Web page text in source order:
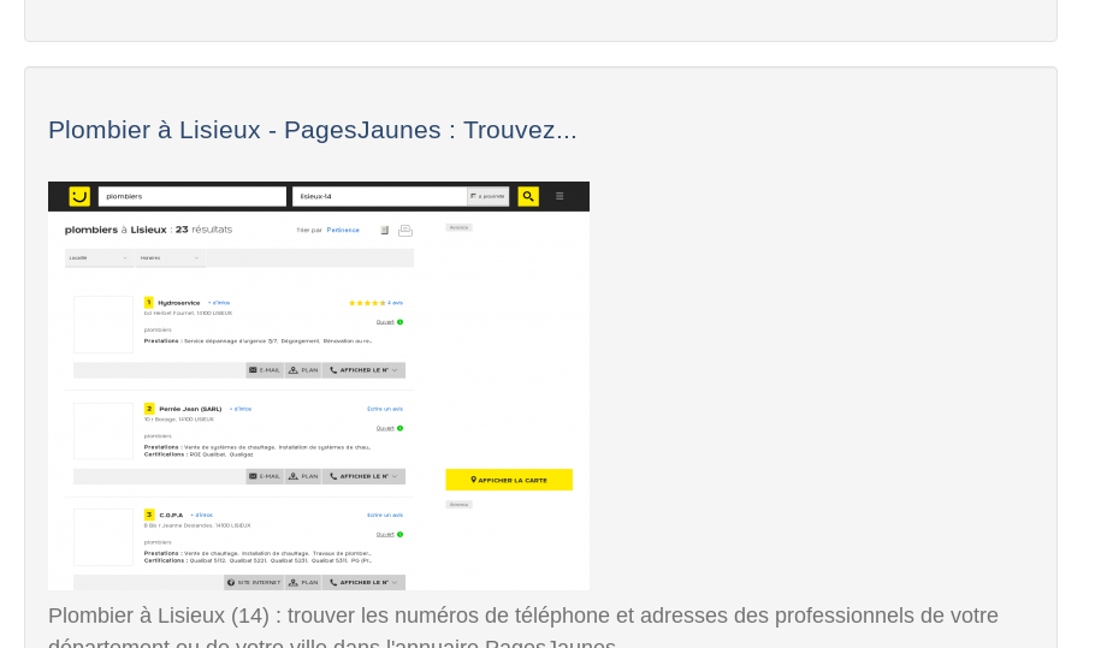
Plombier à Lisieux - PagesJaunes : Trouvez...
Plombier à Lisieux (14) : trouver les numéros de téléphone et adresses des professionnels de votre